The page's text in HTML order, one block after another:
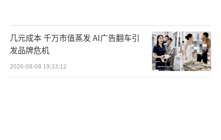
几元成本 千万市值蒸发 AI广告翻车引
发品牌危机
2026-08-08 19:33:12